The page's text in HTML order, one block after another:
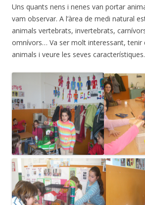
Uns quants nens i nenes van portar
vam observar. A l’àrea de medi natural
animals vertebrats, invertebrats,
omnívors… Va ser molt interessant, tenir
animals i veure les seves característiques.